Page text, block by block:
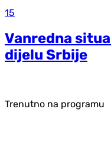
15
Vanredna
dijelu Srbije
Trenutno na programu